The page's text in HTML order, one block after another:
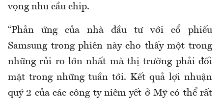
vọng nhu cầu chip.
“Phản ứng của nhà đầu tư với cổ phiếu
Samsung trong phiên này cho thấy một trong
những rủi ro lớn nhất mà thị trường phải đối
mặt trong những tuần tới. Kết quả lợi nhuận
quý 2 của các công ty niêm yết ở Mỹ có thể rất